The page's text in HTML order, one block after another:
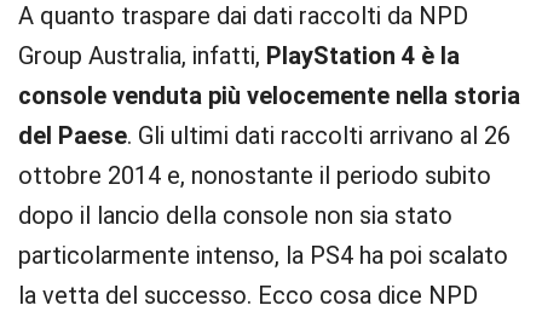
A quanto traspare dai dati raccolti da NPD
Group Australia, infatti, PlayStation 4 è la
console venduta più velocemente nella storia
del Paese. Gli ultimi dati raccolti arrivano al 26
ottobre 2014 e, nonostante il periodo subito
dopo il lancio della console non sia stato
particolarmente intenso, la PS4 ha poi scalato
la vetta del successo. Ecco cosa dice NPD